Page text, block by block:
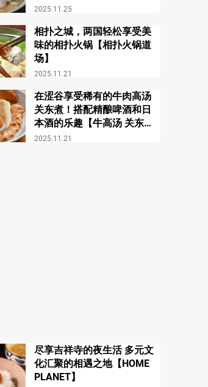
2025.11.25
2025.11.21
相扑之城，两国轻松享受美
味的相扑火锅【相扑火锅道
场】
2025.11.21
在涩谷享受稀有的牛肉高汤
关东煮！搭配精酿啤酒和日
本酒的乐趣【牛高汤 关东煮
酒馆 COZAKURA】
尽享吉祥寺的夜生活 多元文
化汇聚的相遇之地【HOME
PLANET】